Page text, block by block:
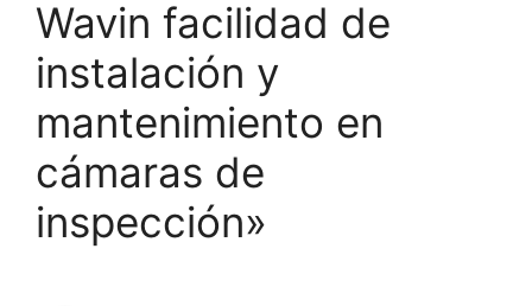
Wavin facilidad de
instalación y
mantenimiento en
cámaras de
inspección»